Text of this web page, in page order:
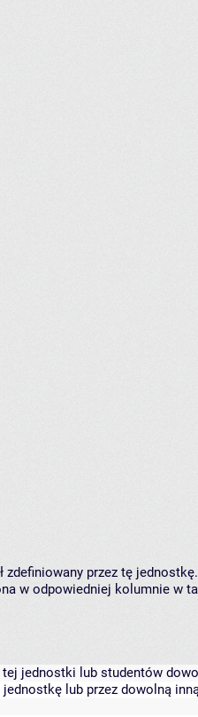
przez tę
w odpowiedniej kolumnie w
jednostki lub studentów
lub przez dowolną